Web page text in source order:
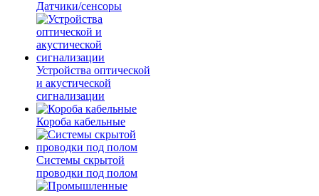
Датчики/сенсоры
Устройства оптической
и акустической
сигнализации
Короба кабельные
Системы скрытой
проводки под полом